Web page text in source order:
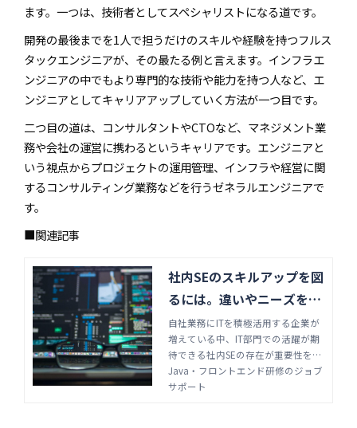
ます。一つは、技術者としてスペシャリストになる道です。
開発の最後までを1人で担うだけのスキルや経験を持つフルス
タックエンジニアが、その最たる例と言えます。インフラエ
ンジニアの中でもより専門的な技術や能力を持つ人など、エ
ンジニアとしてキャリアアップしていく方法が一つ目です。
二つ目の道は、コンサルタントやCTOなど、マネジメント業
務や会社の運営に携わるというキャリアです。エンジニアと
いう視点からプロジェクトの運用管理、インフラや経営に関
するコンサルティング業務などを行うゼネラルエンジニアで
す。
■関連記事
社内SEのスキルアップを図
るには。違いやニーズを明
らかにしよう | Java・フロ
ントエンド研修のジョブサ
ポート
自社業務にITを積極活用する企業が
増えている中、IT部門での活躍が期
待できる社内SEの存在が重要性を増
しています。社内SEの業務内容や、
業務に求められるスキルを理解し、
Java・フロントエンド研修のジョブ
サポート